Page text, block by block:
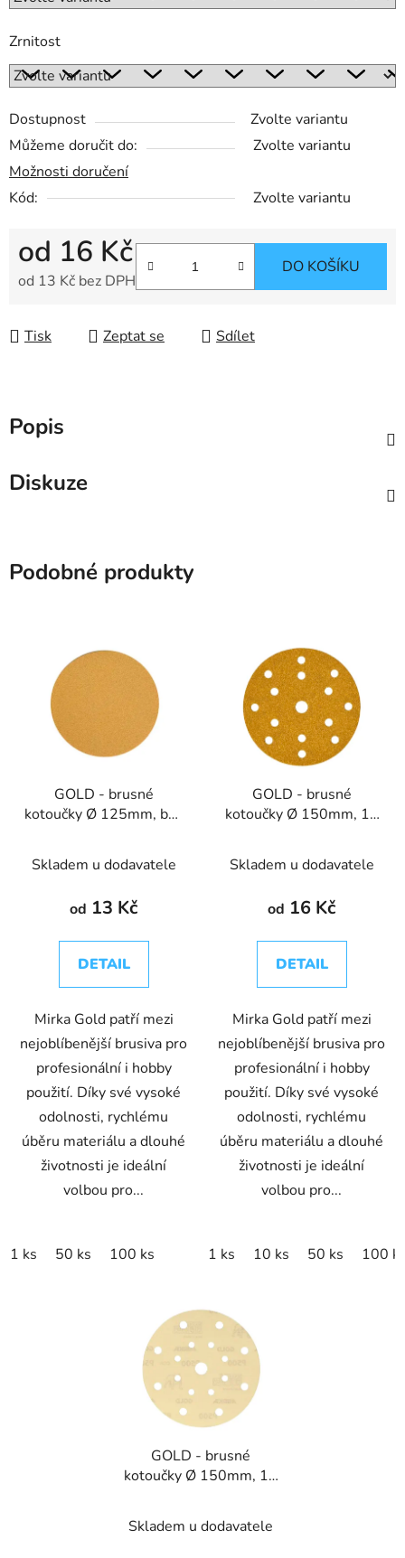
Zrnitost
Dostupnost
Zvolte variantu
Můžeme doručit do:
Zvolte variantu
Možnosti doručení
Kód:
Zvolte variantu
od 16 Kč
od 13 Kč bez DPH
DO KOŠÍKU
Tisk Zeptat se Sdílet
Popis
Diskuze
Podobné produkty
GOLD - brusné
kotoučky Ø 125mm, bez
Skladem u dodavatele
od 13 Kč
DETAIL
Mirka Gold patří mezi
nejoblíbenější brusiva pro
profesionální i hobby
použití. Díky své vysoké
odolnosti, rychlému
úběru materiálu a dlouhé
životnosti je ideální
volbou pro...
1 ks 50 ks 100 ks
GOLD - brusné
kotoučky Ø 150mm, 15
Skladem u dodavatele
od 16 Kč
DETAIL
Mirka Gold patří mezi
nejoblíbenější brusiva pro
profesionální i hobby
použití. Díky své vysoké
odolnosti, rychlému
úběru materiálu a dlouhé
životnosti je ideální
volbou pro...
1 ks 10 ks 50 ks 100
GOLD - brusné
kotoučky Ø 150mm, 17
Skladem u dodavatele